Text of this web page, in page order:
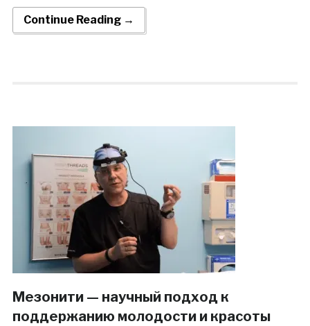
Continue Reading →
Мезонити — научный подход к
поддержанию молодости и красоты